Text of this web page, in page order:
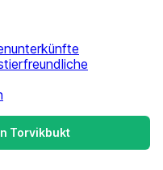
Torvikbukt